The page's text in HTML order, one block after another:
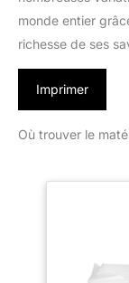
monde entier
richesse de ses
Imprimer
Où trouver le